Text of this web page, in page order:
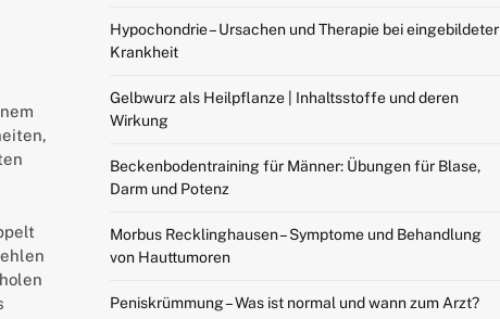
Hypochondrie – Ursachen und Therapie bei eingebildeter
Krankheit
Gelbwurz als Heilpflanze | Inhaltsstoffe und deren
Wirkung
Beckenbodentraining für Männer: Übungen für Blase,
Darm und Potenz
Morbus Recklinghausen – Symptome und Behandlung
von Hauttumoren
Peniskrümmung – Was ist normal und wann zum Arzt?